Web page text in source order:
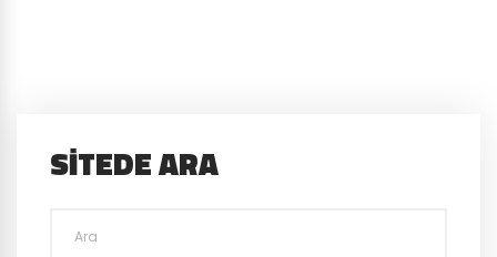
SITEDE ARA